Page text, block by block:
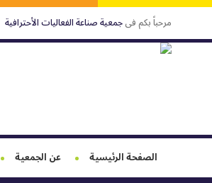
مرحباً بكم فىجمعية صناعة الفعاليات الأحترافية
الصفحة الرئيسية عن الجمعية